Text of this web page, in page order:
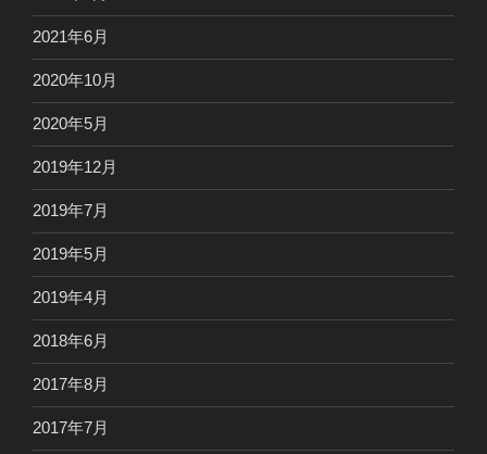
2021年6月
2020年10月
2020年5月
2019年12月
2019年7月
2019年5月
2019年4月
2018年6月
2017年8月
2017年7月